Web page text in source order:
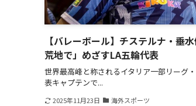
【バレーボール】チステルナ・垂
荒地で」めざすLA五輪代表
世界最高峰と称されるイタリア一部リーグ
表キャプテンで...
2025年11月23日 海外スポーツ